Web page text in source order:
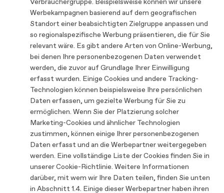
Verbrauchergruppe. Beispielsweise können wir unsere
Werbekampagnen basierend auf dem geografischen
Standort einer beabsichtigten Zielgruppe anpassen und
so regionalspezifische Werbung präsentieren, die für Sie
relevant wäre. Es gibt andere Arten von Online-Werbung,
bei denen Ihre personenbezogenen Daten verwendet
werden, die zuvor auf Grundlage Ihrer Einwilligung
erfasst wurden. Einige Cookies und andere Tracking-
Technologien können beispielsweise Ihre persönlichen
Daten erfassen, um gezielte Werbung für Sie zu
ermöglichen. Wenn Sie der Platzierung solcher
Marketing-Cookies und ähnlicher Technologien
zustimmen, können einige Ihrer personenbezogenen
Daten erfasst und an die Werbepartner weitergegeben
werden. Eine vollständige Liste der Cookies finden Sie in
unserer Cookie-Richtlinie. Weitere Informationen
darüber, mit wem wir Ihre Daten teilen, finden Sie unten
in Abschnitt 1.4. Einige dieser Werbepartner haben ihren